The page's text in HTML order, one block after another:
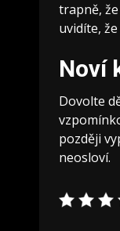
trapně,
uvidíte,
Noví
Dovolte
později
neosloví.